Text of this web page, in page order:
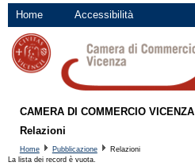
Home Accessibilità
CAMERA DI COMMERCIO VICENZA
Relazioni
Home Pubblicazione
Relazioni
La lista dei record è vuota.